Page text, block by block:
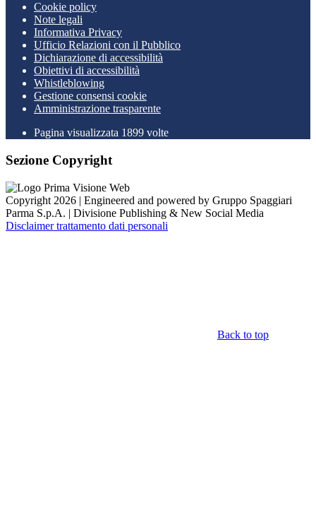
Cookie policy
Note legali
Informativa Privacy
Ufficio Relazioni con il Pubblico
Dichiarazione di accessibilità
Obiettivi di accessibilità
Whistleblowing
Gestione consensi cookie
Amministrazione trasparente
Pagina visualizzata 1899 volte
Sezione Copyright
Copyright 2026 | Engineered and powered by Gruppo Spaggiari
Parma S.p.A. | Divisione Publishing & New Social Media
Disclaimer trattamento dati personali
Back to top